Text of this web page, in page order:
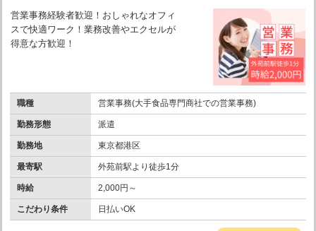
営業事務経験者歓迎！おしゃれなオフィ
スで快適ワーク！業務改善やエクセルが
得意な方歓迎！
職種 営業事務(大手食品専門商社での営業事務)
勤務形態 派遣
勤務地 東京都港区
最寄駅 外苑前駅より徒歩1分
時給 2,000円～
こだわり条件 日払いOK